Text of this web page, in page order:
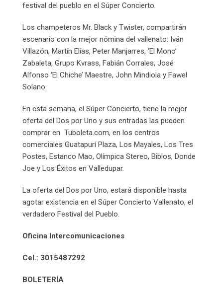
festival del pueblo en el Súper Concierto.
Los champeteros Mr. Black y Twister, compartirán
escenario con la mejor nómina del vallenato: Iván
Villazón, Martín Elías, Peter Manjarres, ‘El Mono’
Zabaleta, Grupo Kvrass, Fabián Corrales, José
Alfonso ‘El Chiche’ Maestre, John Mindiola y Fawel
Solano.
En esta semana, el Súper Concierto, tiene la mejor
oferta del Dos por Uno y sus entradas las pueden
comprar en Tuboleta.com, en los centros
comerciales Guatapurí Plaza, Los Mayales, Los Tres
Postes, Estanco Mao, Olímpica Stereo, Biblos, Donde
Joe y Los Éxitos en Valledupar.
La oferta del Dos por Uno, estará disponible hasta
agotar existencia en el Súper Concierto Vallenato, el
verdadero Festival del Pueblo.
Oficina Intercomunicaciones
Cel.: 3015487292
BOLETERÍA